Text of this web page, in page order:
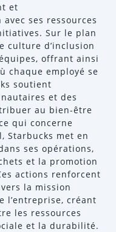
et
ses ressources
Sur le plan
culture d’inclusion
offrant ainsi
chaque employé se
soutient
et des
au bien-être
qui concerne
Starbucks met en
ses opérations,
et la promotion
actions renforcent
la mission
l’entreprise, créant
les ressources
et la durabilité.